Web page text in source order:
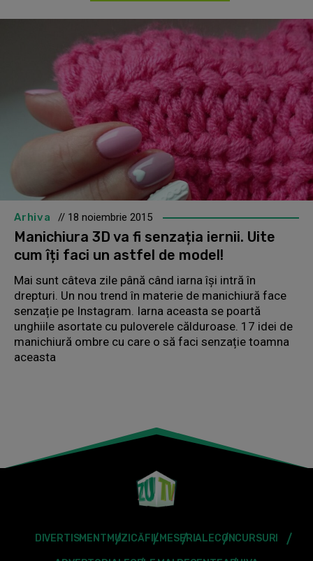
Arhiva // 18 noiembrie 2015
Manichiura 3D va fi senzația iernii. Uite
cum îți faci un astfel de model!
Mai sunt câteva zile până când iarna își intră în
drepturi. Un nou trend în materie de manichiură face
senzație pe Instagram. Iarna aceasta se poartă
unghiile asortate cu puloverele călduroase. 17 idei de
manichiură ombre cu care o să faci senzație toamna
aceasta
DIVERTISMENT MUZICĂFILMESERIALECONCURSURI